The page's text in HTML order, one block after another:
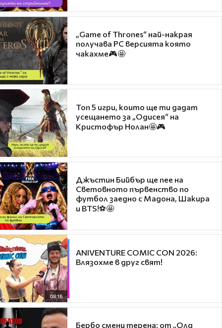
„Game of Thrones“ най-накрая
получава PC версията която
чакахме🎮🤩
Топ 5 игри, които ще ти дадат
усещането за „Одисея“ на
Кристофър Нолан🤩🎮
Джъстин Бийбър ще пее на
Световното първенство по
футбол заедно с Мадона, Шакира
и BTS!⚽🤩
08:16
ANIVENTURE COMIC CON 2026:
Влязохме в друг свят!
Бербо смени терена: от „Олд